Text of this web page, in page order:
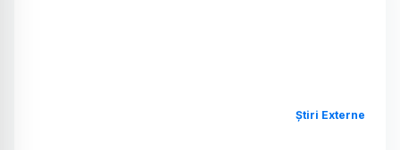
Știri Externe